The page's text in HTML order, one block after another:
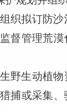
织拟订防
督管理荒
野生动植
捕或采集